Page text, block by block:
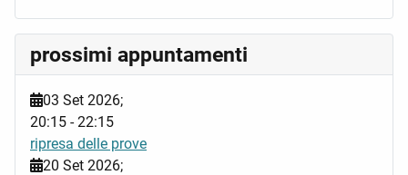
prossimi appuntamenti
03 Set 2026;
20:15 -22:15
ripresa delle prove
20 Set 2026;